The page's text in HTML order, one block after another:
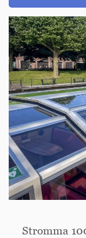
Stromma